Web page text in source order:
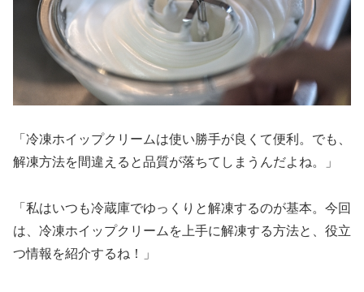
「冷凍ホイップクリームは使い勝手が良くて便利。でも、
解凍方法を間違えると品質が落ちてしまうんだよね。」
「私はいつも冷蔵庫でゆっくりと解凍するのが基本。今回
は、冷凍ホイップクリームを上手に解凍する方法と、役立
つ情報を紹介するね！」